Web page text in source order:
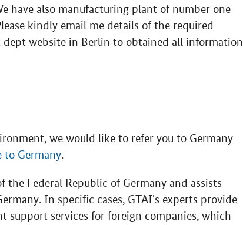
have also manufacturing plant of number one
kindly email me details of the required
dept website in Berlin to obtained all information
we would like to refer you to Germany
to Germany.
Federal Republic of Germany and assists
In specific cases, GTAI's experts provide
support services for foreign companies, which